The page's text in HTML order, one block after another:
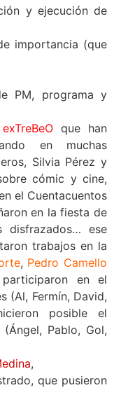
y ejecución de
importancia (que
PM, programa y
que han
en muchas
Silvia Pérez y
cómic y cine,
el Cuentacuentos
en la fiesta de
disfrazados… ese
trabajos en la
, Pedro Camello
en el
(Al, Fermín, David,
posible el
Pablo, Gol,
,
que pusieron